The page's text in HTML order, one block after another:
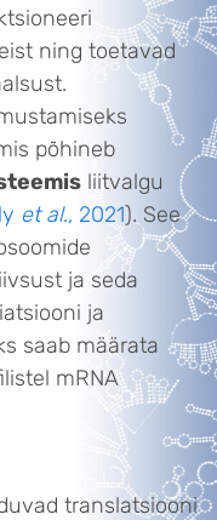
ning toetavad
põhineb
liitvalgu
et al., 2021). See
ja seda
ja
saab määrata
mRNA
translatsiooni